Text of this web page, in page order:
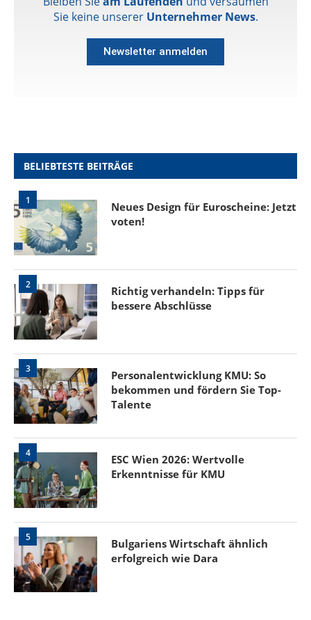
Sie keine unserer Unternehmer News.
Newsletter anmelden
BELIEBTESTE BEITRÄGE
1
Neues Design für Euroscheine: Jetzt
voten!
2
Richtig verhandeln: Tipps für
bessere Abschlüsse
3
Personalentwicklung KMU: So
bekommen und fördern Sie Top-
Talente
4
ESC Wien 2026: Wertvolle
Erkenntnisse für KMU
5
Bulgariens Wirtschaft ähnlich
erfolgreich wie Dara